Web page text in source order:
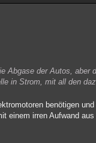
Abgase der Autos, aber
in Strom, mit all den
benötigen
einem irren Aufwand